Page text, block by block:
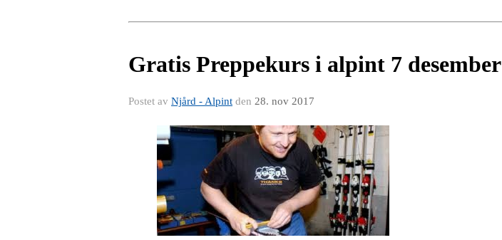
Gratis Preppekurs i alpint 7 desember
Postet av Njård - Alpint den 28. nov 2017